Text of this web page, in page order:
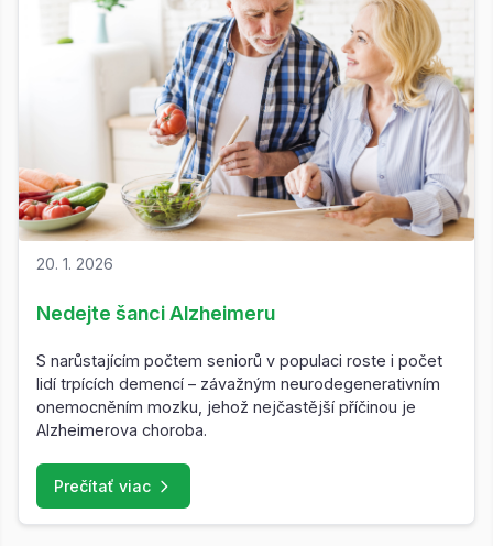
20. 1. 2026
Nedejte šanci Alzheimeru
S narůstajícím počtem seniorů v populaci roste i počet
lidí trpících demencí – závažným neurodegenerativním
onemocněním mozku, jehož nejčastější příčinou je
Alzheimerova choroba.
Prečítať viac